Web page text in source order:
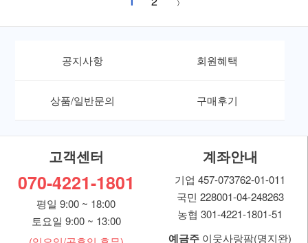
공지사항 회원혜택
상품/일반문의 구매후기
고객센터
070-4221-1801
평일 9:00 ~ 18:00
토요일 9:00 ~ 13:00
계좌안내
기업 457-073762-01-011
국민 228001-04-248263
농협 301-4221-1801-51
예금주 이웃사랑팜(명지완)